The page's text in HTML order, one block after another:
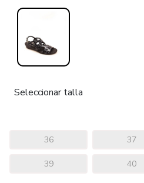
Seleccionar talla
36 37
39 40